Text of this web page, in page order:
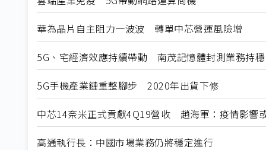
華為晶片自主阻力一波波 轉單中芯營運風險增
5G、宅經濟效應持續帶動 南茂記憶體封測業務持穩
5G手機產業鏈重整腳步 2020年出貨下修
中芯14奈米正式貢獻4Q19營收 趙海軍：疫情影響
高通執行長：中國市場業務仍將穩定進行